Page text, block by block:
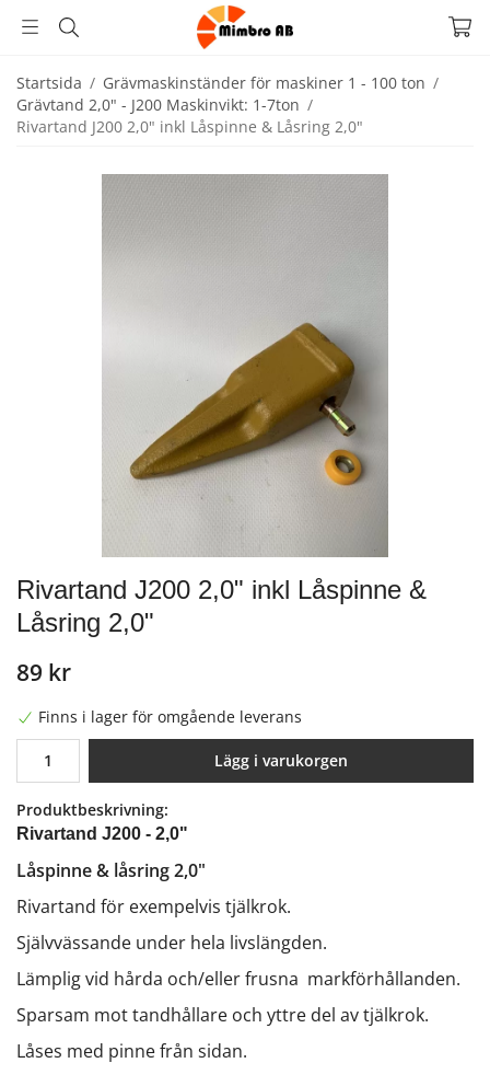
Startsida / Grävmaskinständer för maskiner 1 - 100 ton /
Grävtand 2,0" - J200 Maskinvikt: 1-7ton /
Rivartand J200 2,0" inkl Låspinne & Låsring 2,0"
Rivartand J200 2,0" inkl Låspinne &
Låsring 2,0"
89 kr
Finns i lager för omgående leverans
Lägg i varukorgen
Produktbeskrivning:
Rivartand J200 - 2,0"
Låspinne & låsring 2,0"
Rivartand för exempelvis tjälkrok.
Självvässande under hela livslängden.
Lämplig vid hårda och/eller frusna markförhållanden.
Sparsam mot tandhållare och yttre del av tjälkrok.
Låses med pinne från sidan.